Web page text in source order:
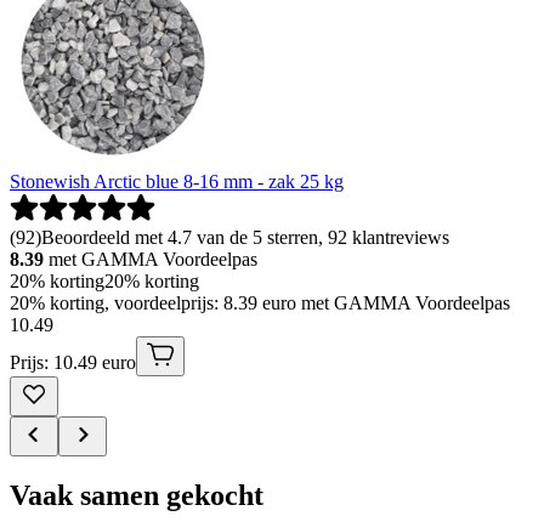
Stonewish Arctic blue 8-16 mm - zak 25 kg
(92)Beoordeeld met 4.7 van de 5 sterren, 92 klantreviews
8.39 met GAMMA Voordeelpas
20% korting20% korting
20% korting, voordeelprijs: 8.39 euro met GAMMA Voordeelpas
10.49
Prijs: 10.49 euro
Vaak samen gekocht